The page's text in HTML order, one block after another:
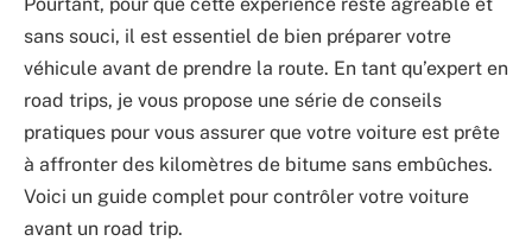
sans souci, il est essentiel de bien préparer votre
véhicule avant de prendre la route. En tant qu’expert en
road trips, je vous propose une série de conseils
pratiques pour vous assurer que votre voiture est prête
à affronter des kilomètres de bitume sans embûches.
Voici un guide complet pour contrôler votre voiture
avant un road trip.